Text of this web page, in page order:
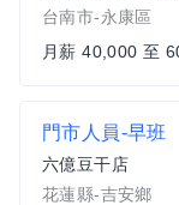
台南市-永康區
月薪 40,000 至
門市人員-早班
六億豆干店
花蓮縣-吉安鄉